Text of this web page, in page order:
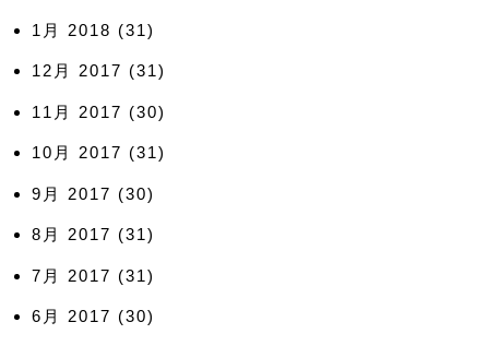
1月 2018 (31)
12月 2017 (31)
11月 2017 (30)
10月 2017 (31)
9月 2017 (30)
8月 2017 (31)
7月 2017 (31)
6月 2017 (30)